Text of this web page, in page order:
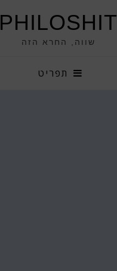
PHILOSHIT
שווה, החרא הזה
תפריט